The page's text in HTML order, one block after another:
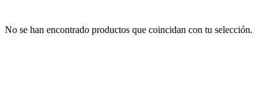
No se han encontrado productos que coincidan con tu selección.